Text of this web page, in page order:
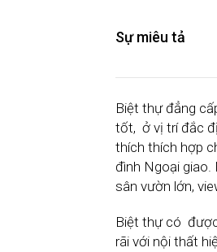
Sự miêu tả
Biệt thự đẳng
tốt, ở vị trí đắc
thích thích hợp
đình Ngoại giao.
sân vườn lớn,
Biệt thự có
rãi với nội thất